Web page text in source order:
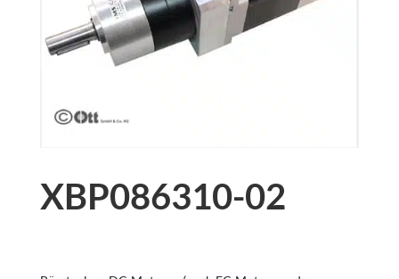
XBP086310-02